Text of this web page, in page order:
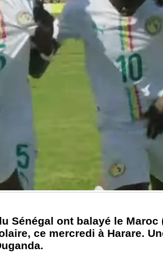
Sénégal ont balayé le Maroc
ce mercredi à Harare.